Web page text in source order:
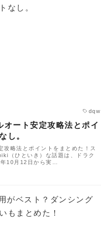
dqw
オート安定攻略法とポイ
し。
攻略法とポイントをまとめた！ス
（ひといき）な話題は、ドラク
10月12日から実…